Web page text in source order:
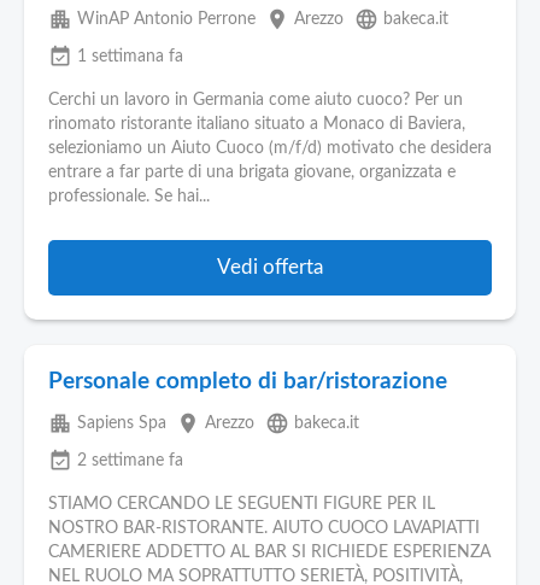
apartment WinAP Antonio Perrone place Arezzo language bakeca.it
event_available 1 settimana fa
Cerchi un lavoro in Germania come aiuto cuoco? Per un
rinomato ristorante italiano situato a Monaco di Baviera,
selezioniamo un Aiuto Cuoco (m/f/d) motivato che desidera
entrare a far parte di una brigata giovane, organizzata e
professionale. Se hai...
Vedi offerta
Personale completo di bar/ristorazione
apartment Sapiens Spa place Arezzo language bakeca.it
event_available 2 settimane fa
STIAMO CERCANDO LE SEGUENTI FIGURE PER IL
NOSTRO BAR-RISTORANTE. AIUTO CUOCO LAVAPIATTI
CAMERIERE ADDETTO AL BAR SI RICHIEDE ESPERIENZA
NEL RUOLO MA SOPRATTUTTO SERIETÀ, POSITIVITÀ,